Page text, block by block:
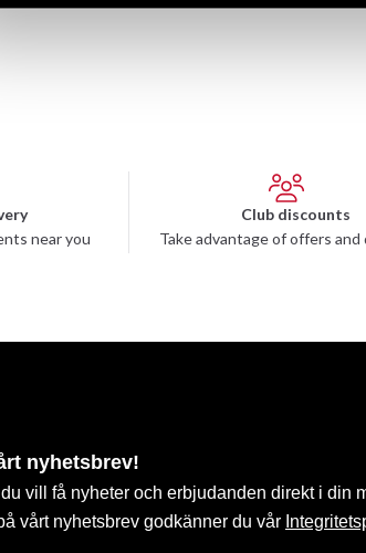
near you
Club discounts
Take advantage of offers and
nyhetsbrev!
vill få nyheter och erbjudanden direkt i din
vårt nyhetsbrev godkänner du vår